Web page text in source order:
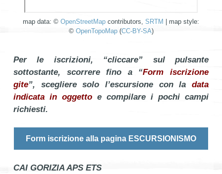
map data: © OpenStreetMap contributors, SRTM
| map style:
© OpenTopoMap(CC-BY-SA)
Per le iscrizioni, “cliccare” sul pulsante
sottostante, scorrere fino a “Form iscrizione
gite”, scegliere solo l’escursione con la data
indicata in oggetto e compilare i pochi campi
richiesti.
Form iscrizione alla pagina ESCURSIONISMO
CAI GORIZIA APS ETS